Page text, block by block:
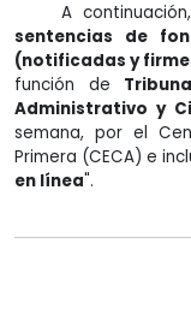
A
sentencias de
(notificadas y
función de
Administrativo y
semana, por el
Primera (CECA) e
en línea".